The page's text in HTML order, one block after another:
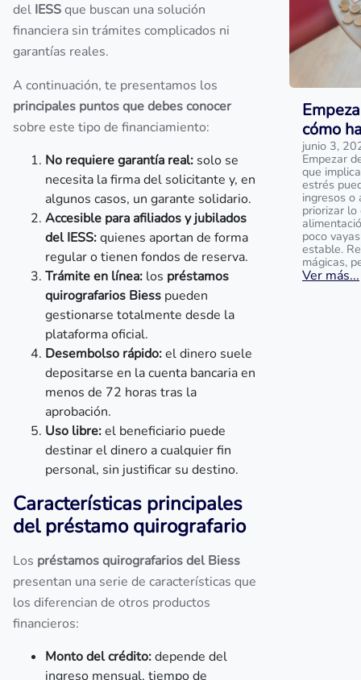
del IESSque buscan una solución
financiera sin trámites complicados ni
garantías reales.
A continuación, te presentamos los
principales puntos que debes conocer
sobre este tipo de financiamiento:
No requiere garantía real: solo se
necesita la firma del solicitante y, en
algunos casos, un garante solidario.
Accesible para afiliados y jubilados
del IESS:quienes aportan de forma
regular o tienen fondos de reserva.
Trámite en línea: los préstamos
quirografarios Biess pueden
gestionarse totalmente desde la
plataforma oficial.
Desembolso rápido:el dinero suele
depositarse en la cuenta bancaria en
menos de 72 horas tras la
aprobación.
Uso libre:el beneficiario puede
destinar el dinero a cualquier fin
personal, sin justificar su destino.
Características principales
del préstamo quirografario
Los préstamos quirografarios del Biess
presentan una serie de características que
los diferencian de otros productos
financieros:
Monto del crédito:depende del
ingreso mensual, tiempo de
cómo
junio 3,
Empezar
que
estrés
ingresos o
priorizar lo
poco
estable.
mágicas,
Ver más...